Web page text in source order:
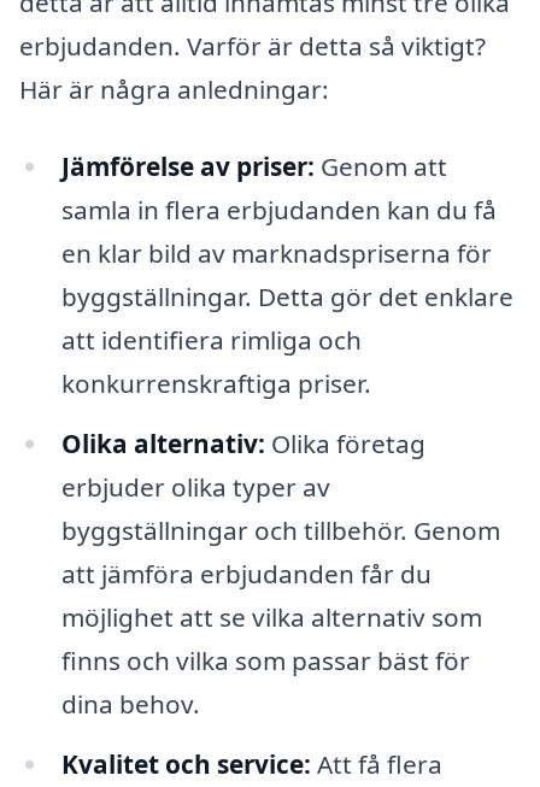
erbjudanden. Varför är detta så viktigt?
Här är några anledningar:
Jämförelse av priser: Genom att
samla in flera erbjudanden kan du få
en klar bild av marknadspriserna för
byggställningar. Detta gör det enklare
att identifiera rimliga och
konkurrenskraftiga priser.
Olika alternativ: Olika företag
erbjuder olika typer av
byggställningar och tillbehör. Genom
att jämföra erbjudanden får du
möjlighet att se vilka alternativ som
finns och vilka som passar bäst för
dina behov.
Kvalitet och service: Att få flera